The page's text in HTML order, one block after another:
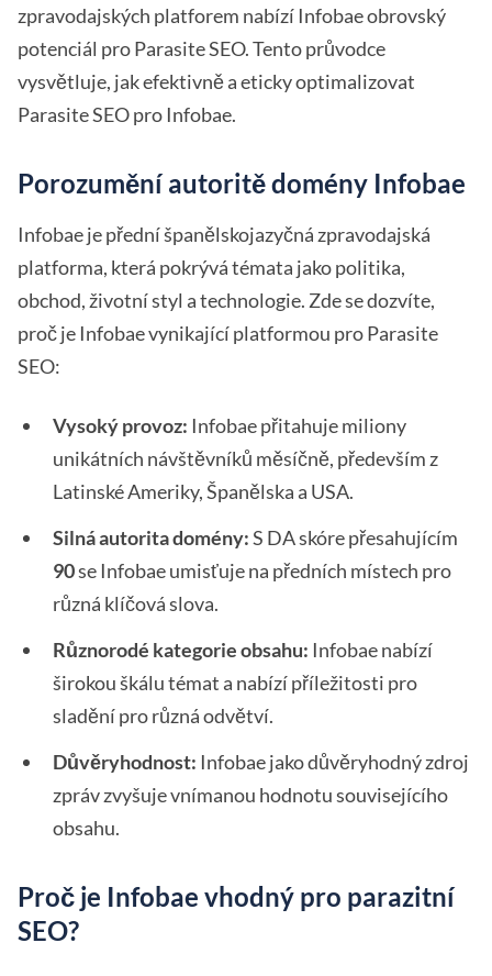
zpravodajských platforem nabízí Infobae obrovský
potenciál pro Parasite SEO. Tento průvodce
vysvětluje, jak efektivně a eticky optimalizovat
Parasite SEO pro Infobae.
Porozumění autoritě domény Infobae
Infobae je přední španělskojazyčná zpravodajská
platforma, která pokrývá témata jako politika,
obchod, životní styl a technologie. Zde se dozvíte,
proč je Infobae vynikající platformou pro Parasite
SEO:
Vysoký provoz: Infobae přitahuje miliony
unikátních návštěvníků měsíčně, především z
Latinské Ameriky, Španělska a USA.
Silná autorita domény:S DA skóre přesahujícím
90se Infobae umisťuje na předních místech pro
různá klíčová slova.
Různorodé kategorie obsahu: Infobae nabízí
širokou škálu témat a nabízí příležitosti pro
sladění pro různá odvětví.
Důvěryhodnost: Infobae jako důvěryhodný zdroj
zpráv zvyšuje vnímanou hodnotu souvisejícího
obsahu.
Proč je Infobae vhodný pro parazitní
SEO?